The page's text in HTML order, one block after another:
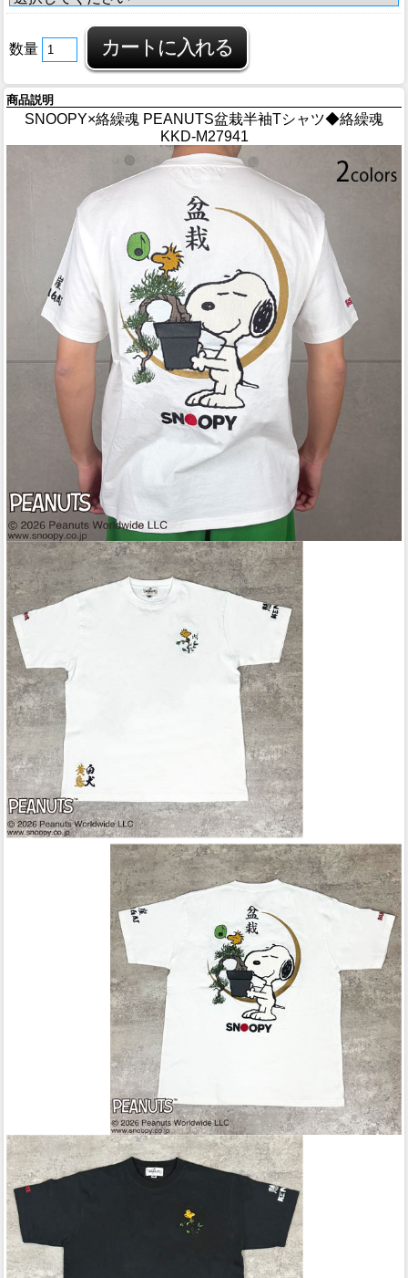
数量
商品説明
SNOOPY×絡繰魂 PEANUTS盆栽半袖Tシャツ◆絡繰魂
KKD-M27941